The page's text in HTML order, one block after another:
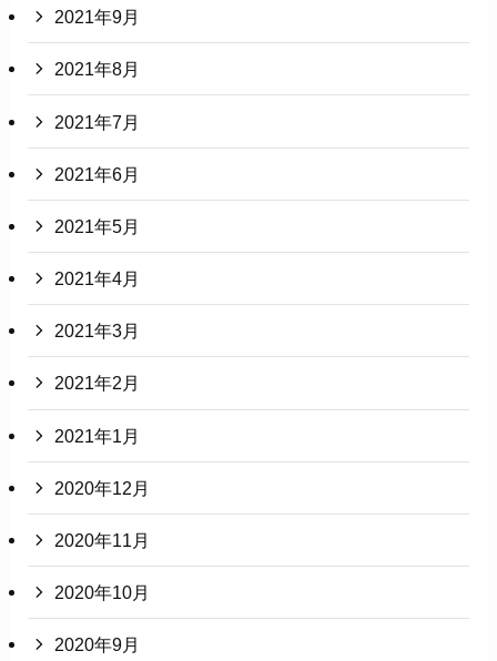
2021年9月
2021年8月
2021年7月
2021年6月
2021年5月
2021年4月
2021年3月
2021年2月
2021年1月
2020年12月
2020年11月
2020年10月
2020年9月